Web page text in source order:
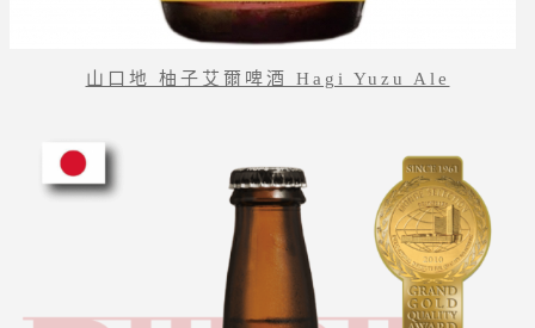
山口地 柚子艾爾啤酒 Hagi Yuzu Ale